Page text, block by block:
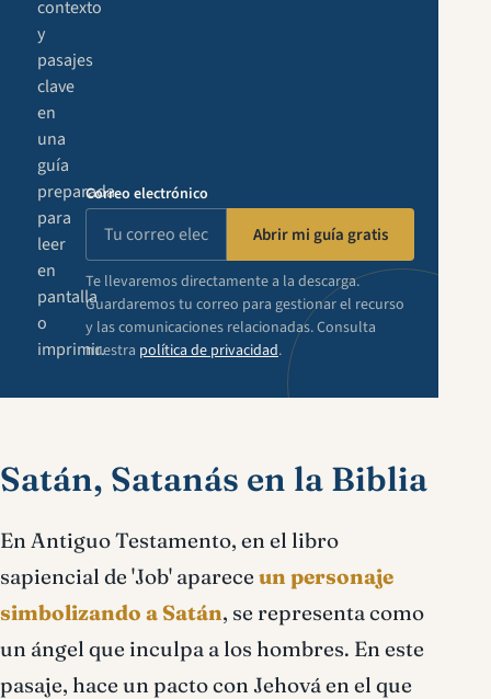
contexto
y
pasajes
clave
en
una
guía
preparada
para
leer
en
pantalla
o
imprimir.
Correo electrónico
Abrir mi guía gratis
Te llevaremos directamente a la descarga.
Guardaremos tu correo para gestionar el recurso
y las comunicaciones relacionadas. Consulta
nuestra política de privacidad.
Satán, Satanás en la Biblia
En Antiguo Testamento, en el libro
sapiencial de 'Job' aparece un personaje
simbolizando a Satán, se representa como
un ángel que inculpa a los hombres. En este
pasaje, hace un pacto con Jehová en el que